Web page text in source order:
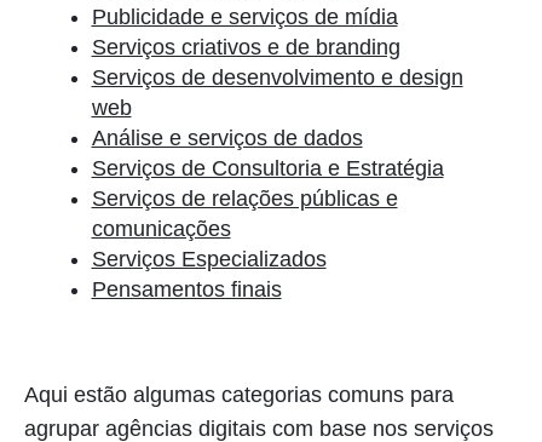
Publicidade e serviços de mídia
Serviços criativos e de branding
Serviços de desenvolvimento e design
web
Análise e serviços de dados
Serviços de Consultoria e Estratégia
Serviços de relações públicas e
comunicações
Serviços Especializados
Pensamentos finais
Aqui estão algumas categorias comuns para
agrupar agências digitais com base nos serviços